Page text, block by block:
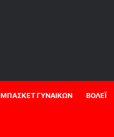
ΜΠΑΣΚΕΤ ΓΥΝΑΙΚΩΝ ΒΟΛΕΪ